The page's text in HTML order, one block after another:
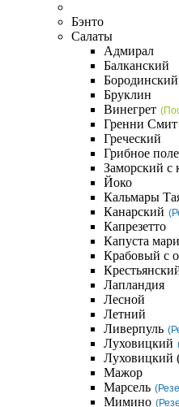
Бэнто
Салаты
Адмирал
Балканский
Бородинский
Бруклин
Винегрет
Гренни Смит
Греческий
Грибное поле
Заморский с
Йоко
Кальмары
Канарский
Капрезетто
Капуста
Крабовый с
Лапландия
Лесной
Летний
Ливерпуль
Луховицкий
Луховицкий
Мажор
Марсель
Мимино